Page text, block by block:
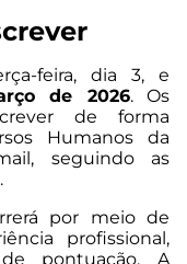
feira, dia 3, e
de 2026. Os
de forma
Humanos da
seguindo as
por meio de
profissional,
pontuação. A